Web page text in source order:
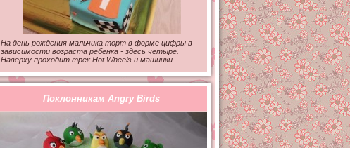
На день рождения мальчика торт в форме цифры в
зависимости возраста ребенка - здесь четыре.
Наверху проходит трек Hot Wheels и машинки.
Поклонникам Angry Birds